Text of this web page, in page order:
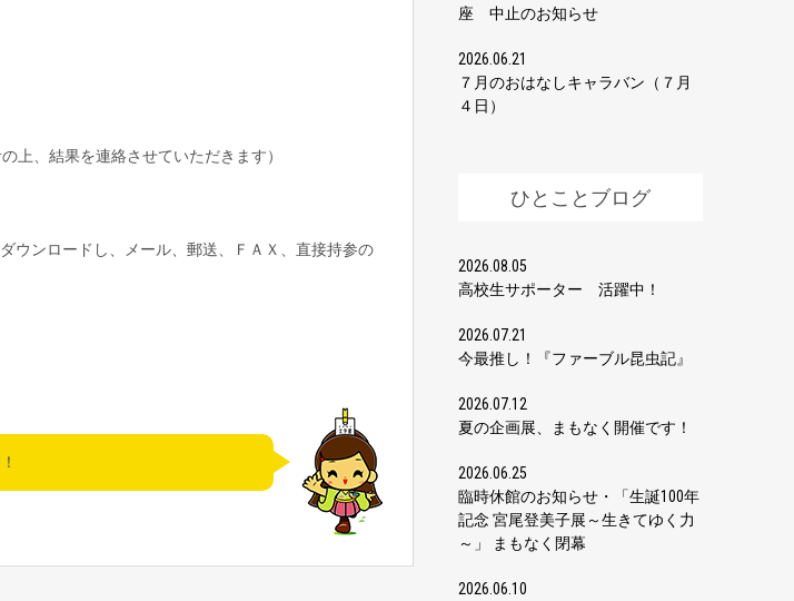
上、結果を連絡させていただきます）
ダウンロードし、メール、郵送、ＦＡＸ、直接持参の
！
座 中止のお知らせ
2026.06.21
７月のおはなしキャラバン（７月
４日）
ひとことブログ
2026.08.05
高校生サポーター 活躍中！
2026.07.21
今最推し！『ファーブル昆虫記』
2026.07.12
夏の企画展、まもなく開催です！
2026.06.25
臨時休館のお知らせ・「生誕100年
記念 宮尾登美子展～生きてゆく力
～」 まもなく閉幕
2026.06.10